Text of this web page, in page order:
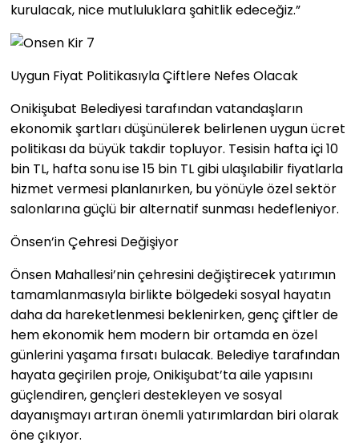
kurulacak, nice mutluluklara şahitlik edeceğiz.”
Uygun Fiyat Politikasıyla Çiftlere Nefes Olacak
Onikişubat Belediyesi tarafından vatandaşların
ekonomik şartları düşünülerek belirlenen uygun ücret
politikası da büyük takdir topluyor. Tesisin hafta içi 10
bin TL, hafta sonu ise 15 bin TL gibi ulaşılabilir fiyatlarla
hizmet vermesi planlanırken, bu yönüyle özel sektör
salonlarına güçlü bir alternatif sunması hedefleniyor.
Önsen’in Çehresi Değişiyor
Önsen Mahallesi’nin çehresini değiştirecek yatırımın
tamamlanmasıyla birlikte bölgedeki sosyal hayatın
daha da hareketlenmesi beklenirken, genç çiftler de
hem ekonomik hem modern bir ortamda en özel
günlerini yaşama fırsatı bulacak. Belediye tarafından
hayata geçirilen proje, Onikişubat’ta aile yapısını
güçlendiren, gençleri destekleyen ve sosyal
dayanışmayı artıran önemli yatırımlardan biri olarak
öne çıkıyor.